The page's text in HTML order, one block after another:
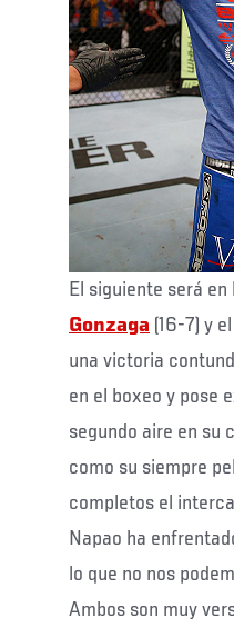
El siguiente será
Gonzaga (16-7) y
una victoria
en el boxeo y pose
segundo aire en su
como su siempre
completos el
Napao ha
lo que no nos
Ambos son muy